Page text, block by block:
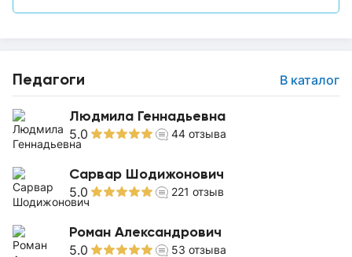
Педагоги В каталог
Людмила Геннадьевна
5.0 44 отзыва
Сарвар Шодижонович
5.0 221 отзыв
Роман Александрович
5.0 53 отзыва